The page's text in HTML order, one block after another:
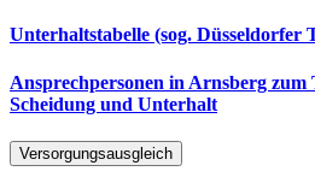
Unterhaltstabelle (sog. Düsseldorfer
Ansprechpersonen in Arnsberg zum
Scheidung und Unterhalt
Versorgungsausgleich